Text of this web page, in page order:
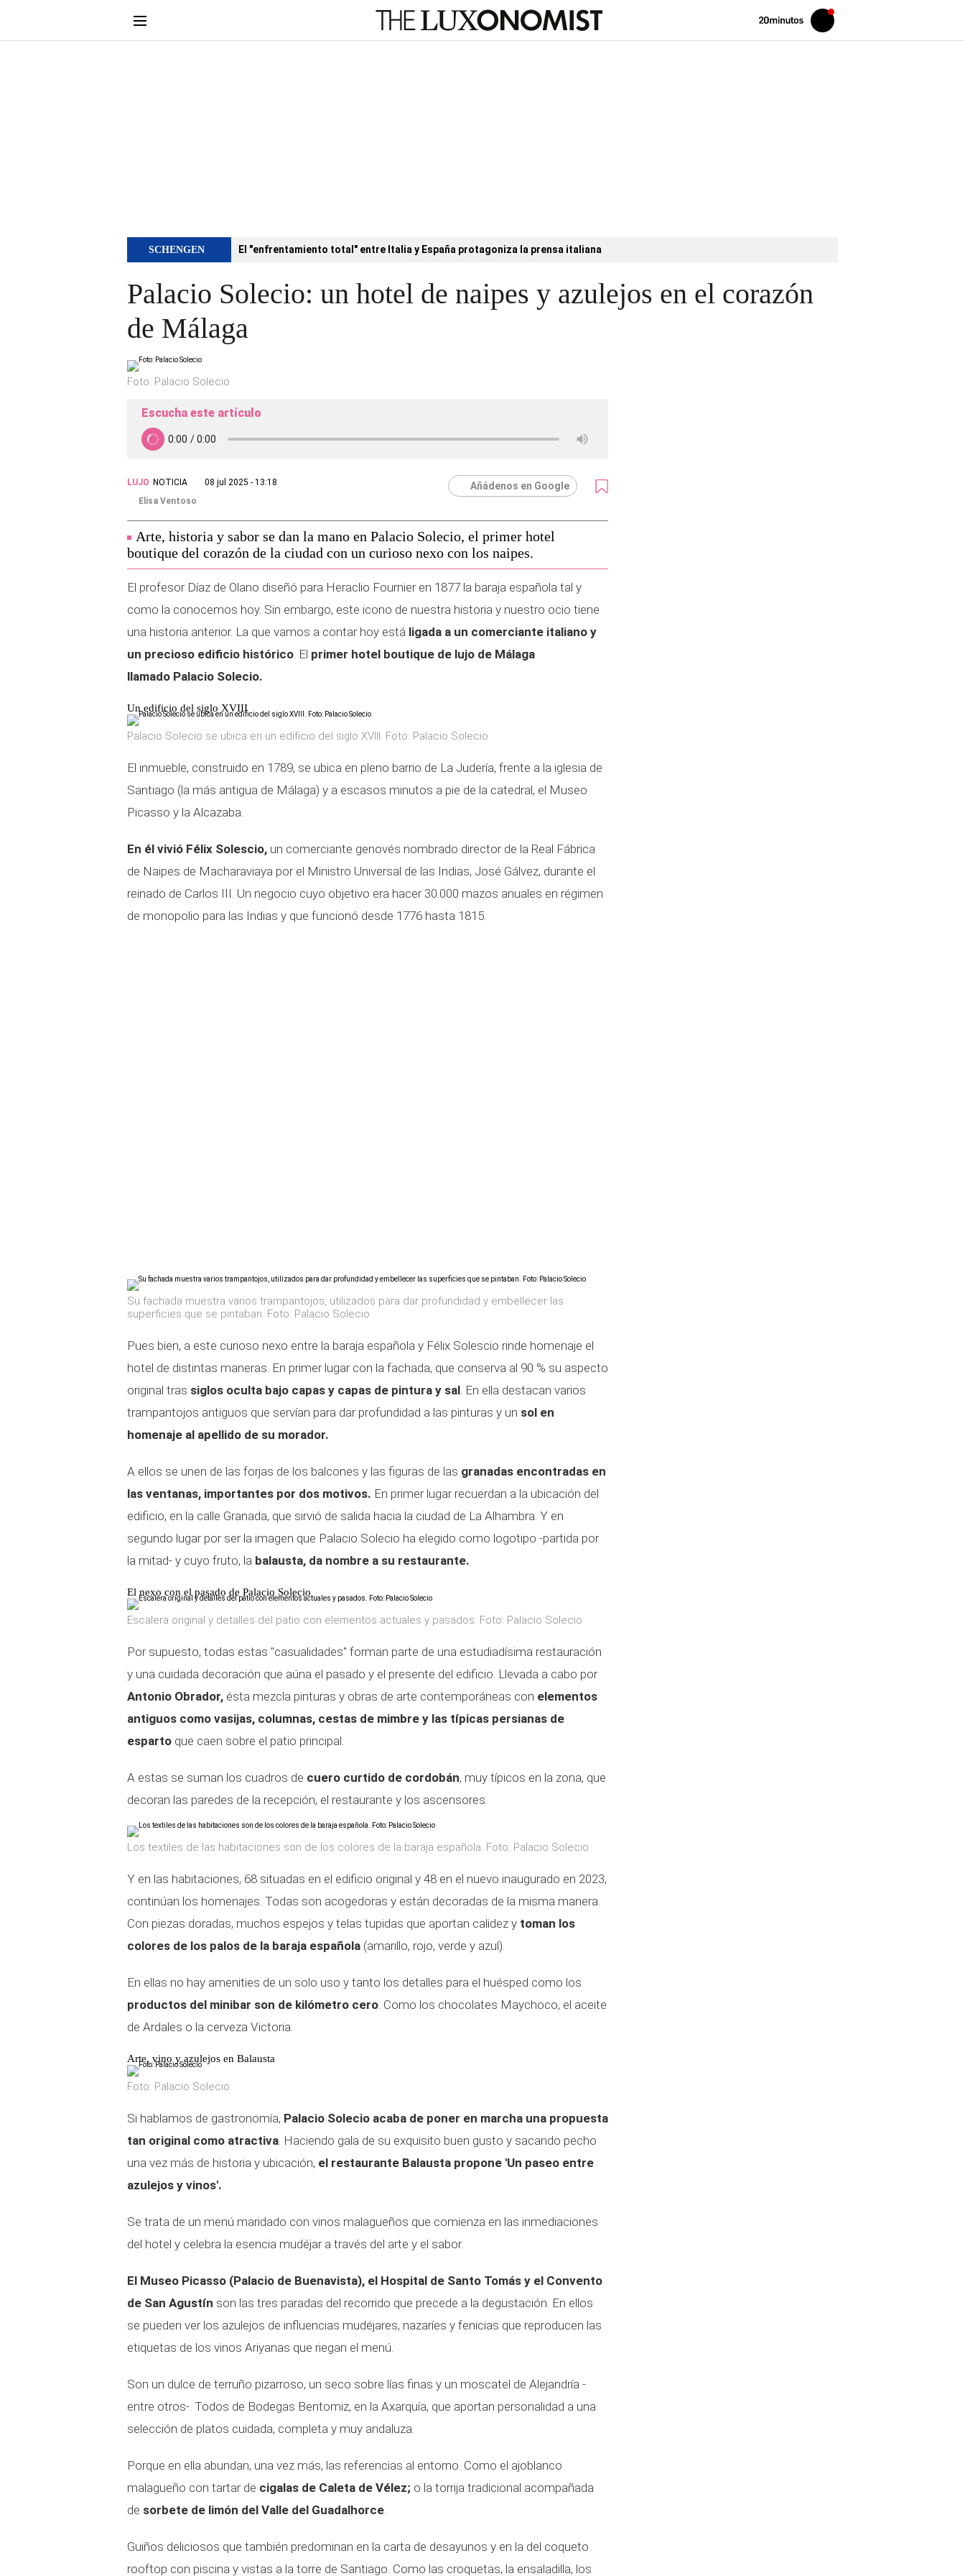
Volver
Iniciar
sesión
SCHENGEN El "enfrentamiento total" entre Italia y España protagoniza la prensa italiana
Palacio Solecio: un hotel de naipes y azulejos en el corazón
de Málaga
Foto: Palacio Solecio
Escucha este artículo
LUJO NOTICIA
08 jul 2025 - 13:18
Elisa Ventoso
Añádenos en Google
Arte, historia y sabor se dan la mano en Palacio Solecio, el primer hotel
boutique del corazón de la ciudad con un curioso nexo con los naipes.
El profesor Díaz de Olano diseñó para Heraclio Fournier en 1877 la baraja española tal y
como la conocemos hoy. Sin embargo, este icono de nuestra historia y nuestro ocio tiene
una historia anterior. La que vamos a contar hoy está ligada a un comerciante italiano y
un precioso edificio histórico. El primer hotel boutique de lujo de Málaga
llamado Palacio Solecio.
Un edificio del siglo XVIII
Palacio Solecio se ubica en un edificio del siglo XVIII. Foto: Palacio Solecio
El inmueble, construido en 1789, se ubica en pleno barrio de La Judería, frente a la iglesia de
Santiago (la más antigua de Málaga) y a escasos minutos a pie de la catedral, el Museo
Picasso y la Alcazaba.
En él vivió Félix Solescio, un comerciante genovés nombrado director de la Real Fábrica
de Naipes de Macharaviaya por el Ministro Universal de las Indias, José Gálvez, durante el
reinado de Carlos III. Un negocio cuyo objetivo era hacer 30.000 mazos anuales en régimen
de monopolio para las Indias y que funcionó desde 1776 hasta 1815.
Su fachada muestra varios trampantojos, utilizados para dar profundidad y embellecer las
superficies que se pintaban. Foto: Palacio Solecio
Pues bien, a este curioso nexo entre la baraja española y Félix Solescio rinde homenaje el
hotel de distintas maneras. En primer lugar con la fachada, que conserva al 90 % su aspecto
original tras siglos oculta bajo capas y capas de pintura y sal. En ella destacan varios
trampantojos antiguos que servían para dar profundidad a las pinturas y un sol en
homenaje al apellido de su morador.
A ellos se unen de las forjas de los balcones y las figuras de las granadas encontradas en
las ventanas, importantes por dos motivos. En primer lugar recuerdan a la ubicación del
edificio, en la calle Granada, que sirvió de salida hacia la ciudad de La Alhambra. Y en
segundo lugar por ser la imagen que Palacio Solecio ha elegido como logotipo -partida por
la mitad- y cuyo fruto, la balausta, da nombre a su restaurante.
El nexo con el pasado de Palacio Solecio
Escalera original y detalles del patio con elementos actuales y pasados. Foto: Palacio Solecio
Por supuesto, todas estas "casualidades" forman parte de una estudiadísima restauración
y una cuidada decoración que aúna el pasado y el presente del edificio. Llevada a cabo por
Antonio Obrador, ésta mezcla pinturas y obras de arte contemporáneas con elementos
antiguos como vasijas, columnas, cestas de mimbre y las típicas persianas de
esparto que caen sobre el patio principal.
A estas se suman los cuadros de cuero curtido de cordobán, muy típicos en la zona, que
decoran las paredes de la recepción, el restaurante y los ascensores.
Los textiles de las habitaciones son de los colores de la baraja española. Foto: Palacio Solecio
Y en las habitaciones, 68 situadas en el edificio original y 48 en el nuevo inaugurado en 2023,
continúan los homenajes. Todas son acogedoras y están decoradas de la misma manera.
Con piezas doradas, muchos espejos y telas tupidas que aportan calidez y toman los
colores de los palos de la baraja española (amarillo, rojo, verde y azul).
En ellas no hay amenities de un solo uso y tanto los detalles para el huésped como los
productos del minibar son de kilómetro cero. Como los chocolates Maychoco, el aceite
de Ardales o la cerveza Victoria.
Arte, vino y azulejos en Balausta
Foto: Palacio Solecio
Si hablamos de gastronomía, Palacio Solecio acaba de poner en marcha una propuesta
tan original como atractiva. Haciendo gala de su exquisito buen gusto y sacando pecho
una vez más de historia y ubicación, el restaurante Balausta propone 'Un paseo entre
azulejos y vinos'.
Se trata de un menú maridado con vinos malagueños que comienza en las inmediaciones
del hotel y celebra la esencia mudéjar a través del arte y el sabor.
El Museo Picasso (Palacio de Buenavista), el Hospital de Santo Tomás y el Convento
de San Agustín son las tres paradas del recorrido que precede a la degustación. En ellos
se pueden ver los azulejos de influencias mudéjares, nazaríes y fenicias que reproducen las
etiquetas de los vinos Ariyanas que riegan el menú.
Son un dulce de terruño pizarroso, un seco sobre lías finas y un moscatel de Alejandría -
entre otros-. Todos de Bodegas Bentomiz, en la Axarquía, que aportan personalidad a una
selección de platos cuidada, completa y muy andaluza.
Porque en ella abundan, una vez más, las referencias al entorno. Como el ajoblanco
malagueño con tartar de cigalas de Caleta de Vélez; o la torrija tradicional acompañada
de sorbete de limón del Valle del Guadalhorce.
Guiños deliciosos que también predominan en la carta de desayunos y en la del coqueto
rooftop con piscina y vistas a la torre de Santiago. Como las croquetas, la ensaladilla, los